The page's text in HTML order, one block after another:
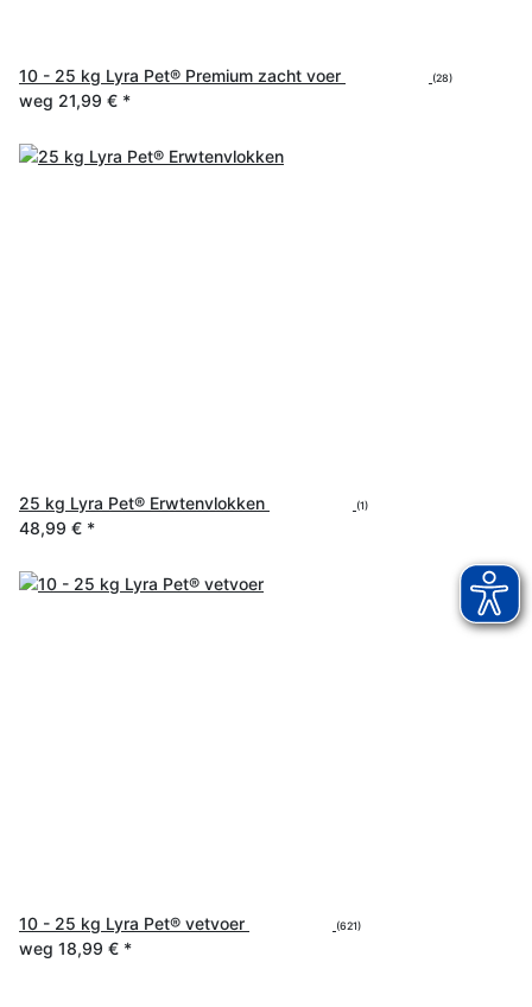
10 - 25 kg Lyra Pet® Premium zacht voer (28)
weg 21,99 € *
25 kg Lyra Pet® Erwtenvlokken (1)
48,99 € *
10 - 25 kg Lyra Pet® vetvoer (621)
weg 18,99 € *